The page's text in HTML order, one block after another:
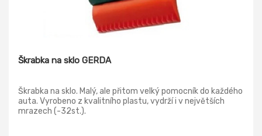
Škrabka na sklo GERDA
Škrabka na sklo. Malý, ale přitom velký pomocník do každého
auta. Vyrobeno z kvalitního plastu, vydrží i v největších
mrazech (-32st.).